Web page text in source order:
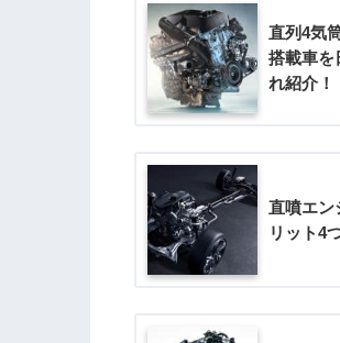
直列4気
搭載車を
れ紹介！
直噴エン
リット4